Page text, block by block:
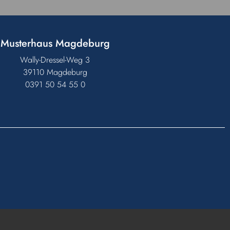
Musterhaus Magdeburg
Wally-Dressel-Weg 3
39110 Magdeburg
0391 50 54 55 0